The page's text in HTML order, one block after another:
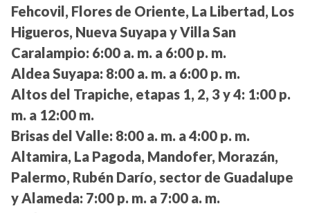
Fehcovil, Flores de Oriente, La Libertad, Los
Higueros, Nueva Suyapa y Villa San
Caralampio: 6:00 a. m. a 6:00 p. m.
Aldea Suyapa: 8:00 a. m. a 6:00 p. m.
Altos del Trapiche, etapas 1, 2, 3 y 4: 1:00 p.
m. a 12:00 m.
Brisas del Valle: 8:00 a. m. a 4:00 p. m.
Altamira, La Pagoda, Mandofer, Morazán,
Palermo, Rubén Darío, sector de Guadalupe
y Alameda: 7:00 p. m. a 7:00 a. m.